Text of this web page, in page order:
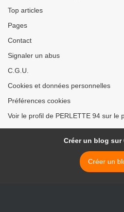
Top articles
Pages
Contact
Signaler un abus
C.G.U.
Cookies et données personnelles
Préférences cookies
Voir le profil de PERLETTE 94 sur le
Créer un blog sur
Créer un